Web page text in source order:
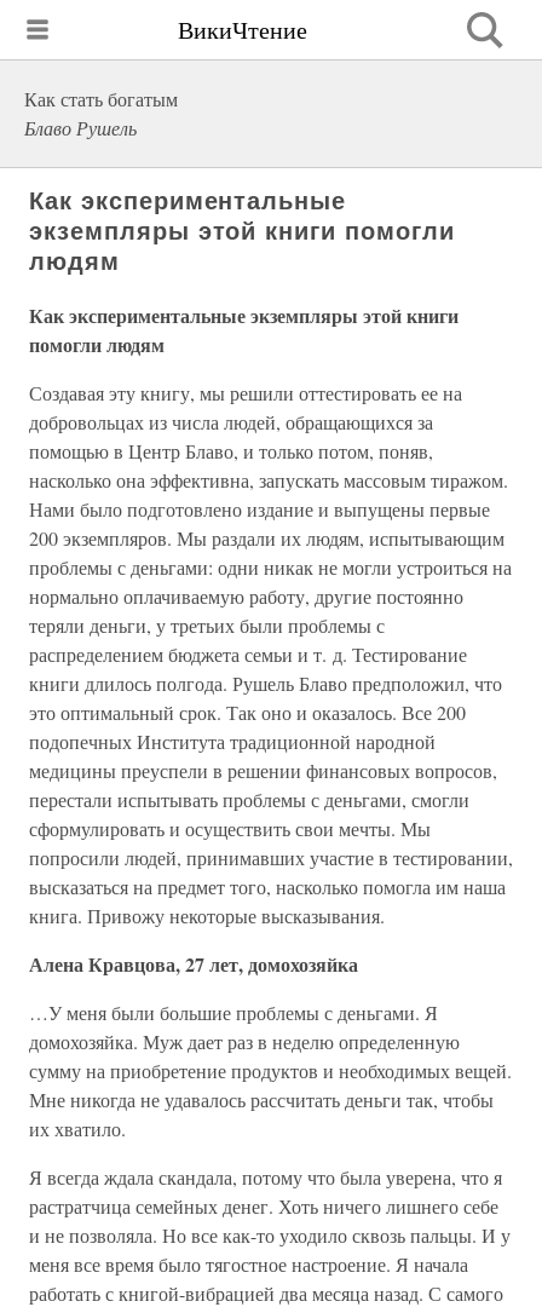
ВикиЧтение
Как стать богатым
Блаво Рушель
Как экспериментальные
экземпляры этой книги помогли
людям
Как экспериментальные экземпляры этой книги
помогли людям
Создавая эту книгу, мы решили оттестировать ее на
добровольцах из числа людей, обращающихся за
помощью в Центр Блаво, и только потом, поняв,
насколько она эффективна, запускать массовым тиражом.
Нами было подготовлено издание и выпущены первые
200 экземпляров. Мы раздали их людям, испытывающим
проблемы с деньгами: одни никак не могли устроиться на
нормально оплачиваемую работу, другие постоянно
теряли деньги, у третьих были проблемы с
распределением бюджета семьи и т. д. Тестирование
книги длилось полгода. Рушель Блаво предположил, что
это оптимальный срок. Так оно и оказалось. Все 200
подопечных Института традиционной народной
медицины преуспели в решении финансовых вопросов,
перестали испытывать проблемы с деньгами, смогли
сформулировать и осуществить свои мечты. Мы
попросили людей, принимавших участие в тестировании,
высказаться на предмет того, насколько помогла им наша
книга. Привожу некоторые высказывания.
Алена Кравцова, 27 лет, домохозяйка
…У меня были большие проблемы с деньгами. Я
домохозяйка. Муж дает раз в неделю определенную
сумму на приобретение продуктов и необходимых вещей.
Мне никогда не удавалось рассчитать деньги так, чтобы
их хватило.
Я всегда ждала скандала, потому что была уверена, что я
растратчица семейных денег. Хоть ничего лишнего себе
и не позволяла. Но все как-то уходило сквозь пальцы. И у
меня все время было тягостное настроение. Я начала
работать с книгой-вибрацией два месяца назад. С самого